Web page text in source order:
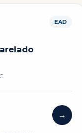
EAD
→